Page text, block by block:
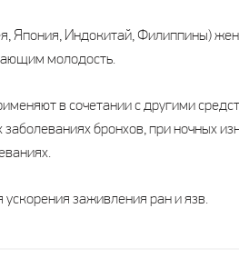
Япония, Индокитай, Филиппины)
молодость.
в сочетании с другими
бронхов, при ночных
заживления ран и язв.